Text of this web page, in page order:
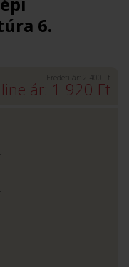
6.
Eredeti ár: 2 400 Ft
ár: 1 920 Ft